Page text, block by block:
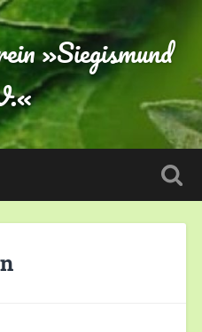
»Siegismund